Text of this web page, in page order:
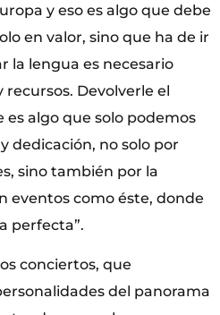
y eso es algo que debe
en valor, sino que ha de ir
la lengua es necesario
Devolverle el
algo que solo podemos
dedicación, no solo por
sino también por la
eventos como éste, donde
perfecta”.
conciertos, que
del panorama